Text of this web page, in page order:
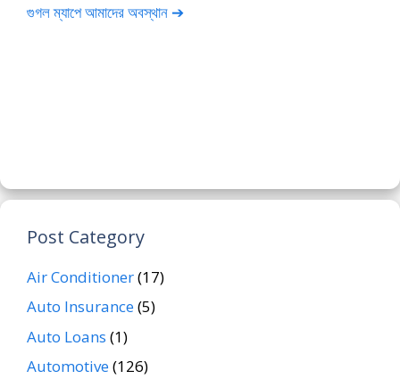
গুগল ম্যাপে আমাদের অবস্থান ➔
Post Category
Air Conditioner(17)
Auto Insurance(5)
Auto Loans (1)
Automotive(126)